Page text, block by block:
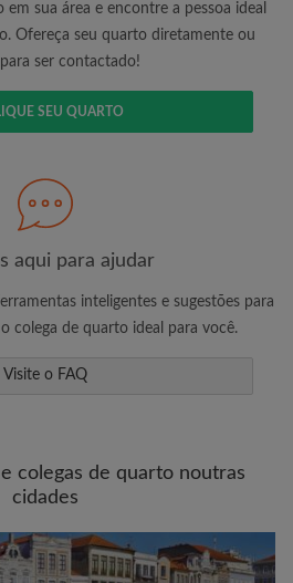
de novas combinações de
exatamente o que
sua área e encontre a pessoa ideal
Ofereça seu quarto diretamente ou
ser contactado!
SEU QUARTO
aqui para ajudar
inteligentes e sugestões para
colega de quarto ideal para você.
Visite o FAQ
colegas de quarto noutras
cidades